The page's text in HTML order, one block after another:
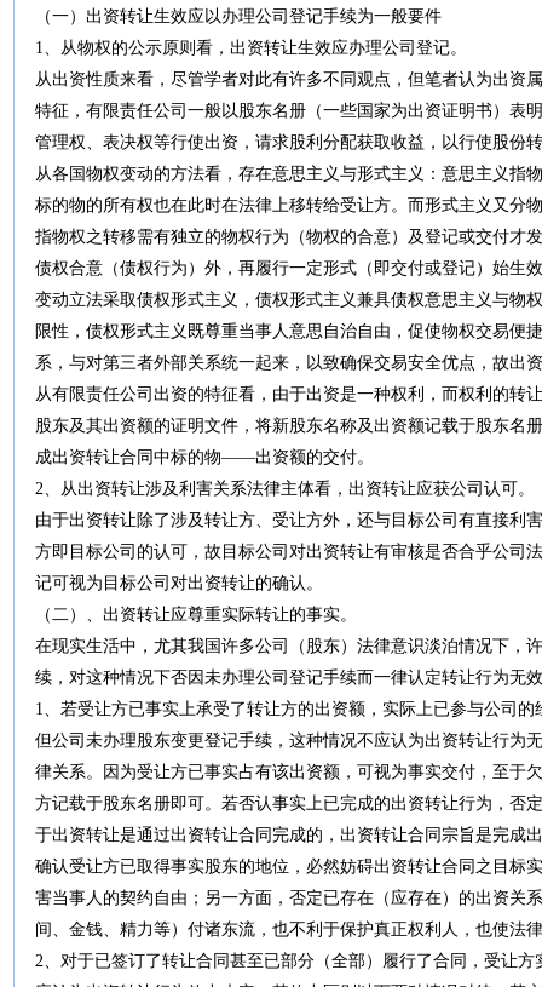
（一）出资转让生效应以办理公司登记手续为一般要件
1、从物权的公示原则看，出资转让生效应办理公司登记。
从出资性质来看，尽管学者对此有许多不同观点，但笔者认为出资
特征，有限责任公司一般以股东名册（一些国家为出资证明书）表
管理权、表决权等行使出资，请求股利分配获取收益，以行使股份
从各国物权变动的方法看，存在意思主义与形式主义：意思主义指
标的物的所有权也在此时在法律上移转给受让方。而形式主义又分
指物权之转移需有独立的物权行为（物权的合意）及登记或交付才
债权合意（债权行为）外，再履行一定形式（即交付或登记）始生
变动立法采取债权形式主义，债权形式主义兼具债权意思主义与物
限性，债权形式主义既尊重当事人意思自治自由，促使物权交易便
系，与对第三者外部关系统一起来，以致确保交易安全优点，故出
从有限责任公司出资的特征看，由于出资是一种权利，而权利的转
股东及其出资额的证明文件，将新股东名称及出资额记载于股东名
成出资转让合同中标的物——出资额的交付。
2、从出资转让涉及利害关系法律主体看，出资转让应获公司认可。
由于出资转让除了涉及转让方、受让方外，还与目标公司有直接利
方即目标公司的认可，故目标公司对出资转让有审核是否合乎公司
记可视为目标公司对出资转让的确认。
（二）、出资转让应尊重实际转让的事实。
在现实生活中，尤其我国许多公司（股东）法律意识淡泊情况下，
续，对这种情况下否因未办理公司登记手续而一律认定转让行为无
1、若受让方已事实上承受了转让方的出资额，实际上已参与公司
但公司未办理股东变更登记手续，这种情况不应认为出资转让行为
律关系。因为受让方已事实占有该出资额，可视为事实交付，至于
方记载于股东名册即可。若否认事实上已完成的出资转让行为，否
于出资转让是通过出资转让合同完成的，出资转让合同宗旨是完成
确认受让方已取得事实股东的地位，必然妨碍出资转让合同之目标
害当事人的契约自由；另一方面，否定已存在（应存在）的出资关
间、金钱、精力等）付诸东流，也不利于保护真正权利人，也使法
2、对于已签订了转让合同甚至已部分（全部）履行了合同，受让